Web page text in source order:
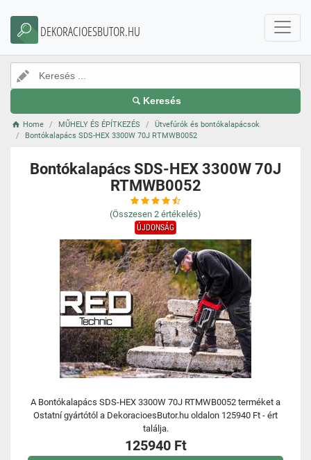
DEKORACIOESBUTOR.HU
Keresés
Home MŰHELY ÉS ÉPÍTKEZÉS
Ütvefúrók és bontókalapácsok
Bontókalapács SDS-HEX 3300W 70J RTMWB0052
Bontókalapács SDS-HEX 3300W 70J
RTMWB0052
(Összesen 2 értékelés)
ÚJDONSÁG
A Bontókalapács SDS-HEX 3300W 70J RTMWB0052 terméket a
Ostatní gyártótól a DekoracioesButor.hu oldalon 125940 Ft - ért
találja.
125940 Ft